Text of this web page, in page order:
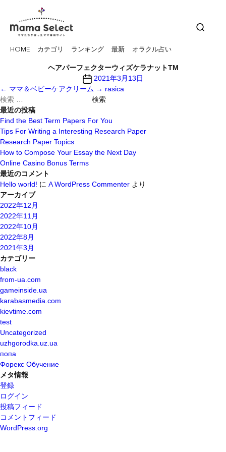
HOME カテゴリ ランキング 最新 オラクル占い
ヘアパーフェクターウィズケラナットTM
投
稿
2021年3月13日
← ママ＆ベビーケアクリーム → rasica
検
索
対
象:
最近の投稿
Find the Best Term Papers For You
Tips For Writing a Interesting Research Paper
Research Paper Topics
How to Compose Your Essay the Next Day
Online Casino Bonus Terms
最近のコメント
Hello world! に A WordPress Commenter より
アーカイブ
2022年12月
2022年11月
2022年10月
2022年8月
2021年3月
カテゴリー
black
from-ua.com
gameinside.ua
karabasmedia.com
kievtime.com
test
Uncategorized
uzhgorodka.uz.ua
попа
Форекс Обучение
メタ情報
登録
ログイン
投稿フィード
コメントフィード
WordPress.org